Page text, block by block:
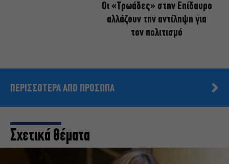
Οι «Τρωάδες» στην Επίδαυρο
αλλάζουν την αντίληψη για
τον πολιτισμό
ΠΕΡΙΣΣΟΤΕΡΑ ΑΠΟ ΠΡΟΣΩΠΑ
Σχετικά Θέματα